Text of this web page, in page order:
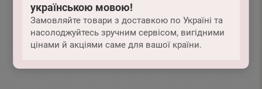
українською мовою!
Замовляйте товари з доставкою по Україні та
насолоджуйтесь зручним сервісом, вигідними
цінами й акціями саме для вашої країни.